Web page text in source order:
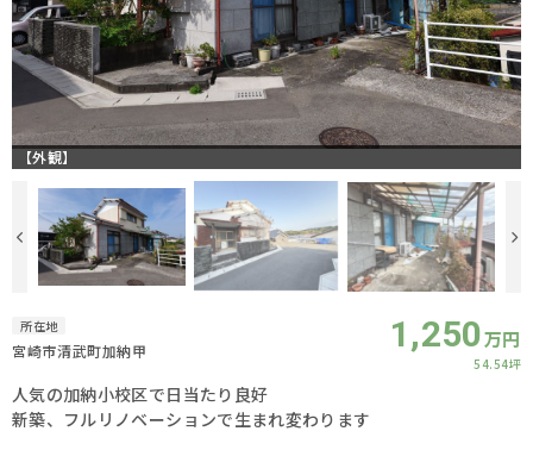
【外観】
所在地
宮崎市清武町加納甲 1,250万円
54.54坪
人気の加納小校区で日当たり良好
新築、フルリノベーションで生まれ変わります